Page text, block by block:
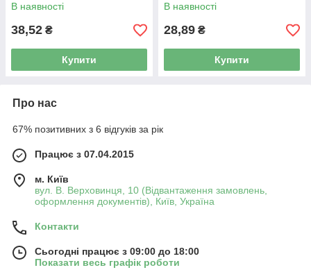
В наявності
38,52 ₴
Купити
В наявності
28,89 ₴
Купити
Про нас
67% позитивних з 6 відгуків за рік
Працює з 07.04.2015
м. Київ
вул. В. Верховинця, 10 (Відвантаження замовлень,
оформлення документів), Київ, Україна
Контакти
Сьогодні працює з 09:00 до 18:00
Показати весь графік роботи